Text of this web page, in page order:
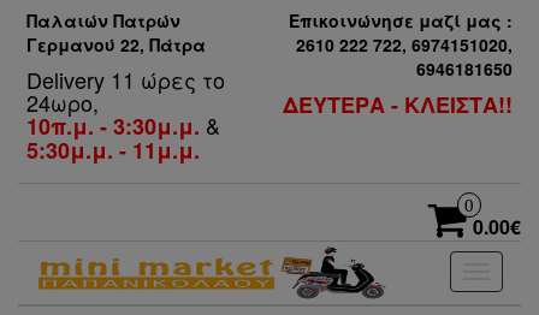
Παλαιών Πατρών
Γερμανού 22, Πάτρα
Delivery 11 ώρες το
24ωρο,
10π.μ. - 3:30μ.μ. &
5:30μ.μ. - 11μ.μ.
Επικοινώνησε μαζί μας :
2610 222 722, 6974151020,
6946181650
ΔΕΥΤΕΡΑ - ΚΛΕΙΣΤΑ!!
0
0.00€